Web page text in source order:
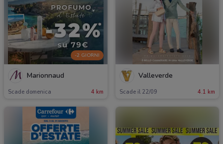
-2 GIORNI
Marionnaud
Scade domenica 4 km
Valleverde
Scade il 22/09 4.1 km